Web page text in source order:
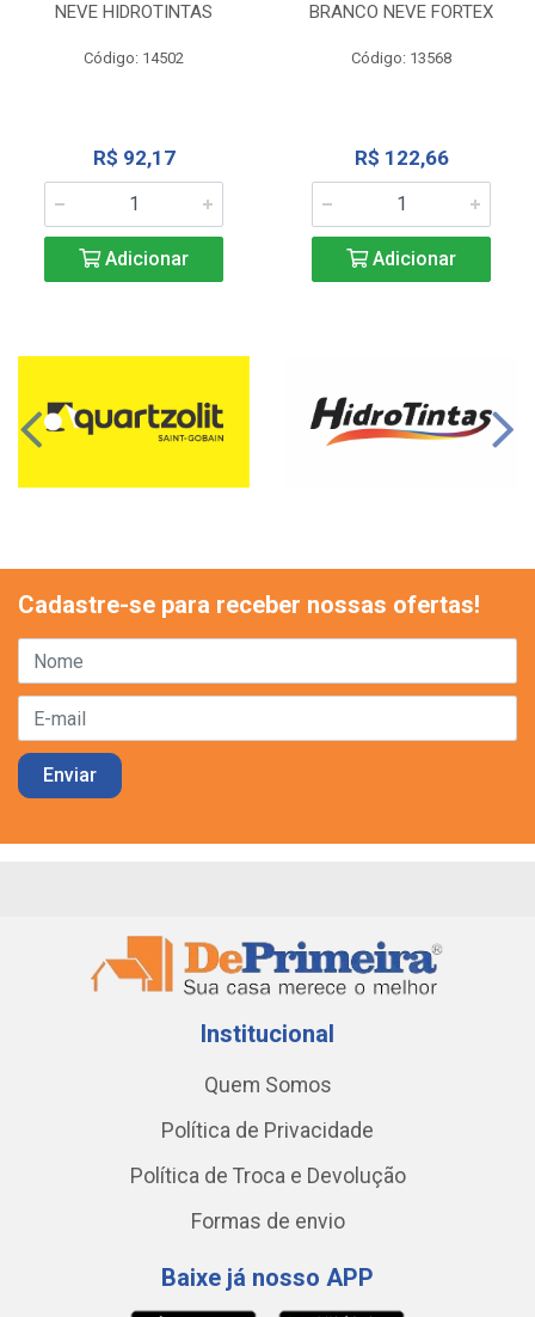
NEVE HIDROTINTAS
Código: 14502
R$ 92,17
Adicionar
BRANCO NEVE FORTEX
Código: 13568
R$ 122,66
Adicionar
Cadastre-se para receber nossas ofertas!
Institucional
Quem Somos
Política de Privacidade
Política de Troca e Devolução
Formas de envio
Baixe já nosso APP